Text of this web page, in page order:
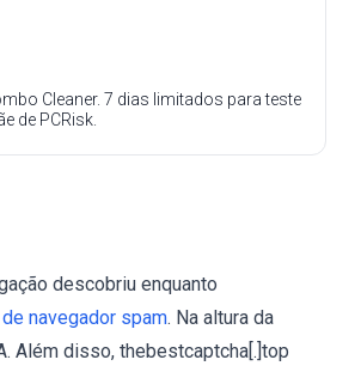
Cleaner. 7 dias limitados para teste
de PCRisk.
descobriu enquanto
navegador spam. Na altura da
Além disso, thebestcaptcha[.]top